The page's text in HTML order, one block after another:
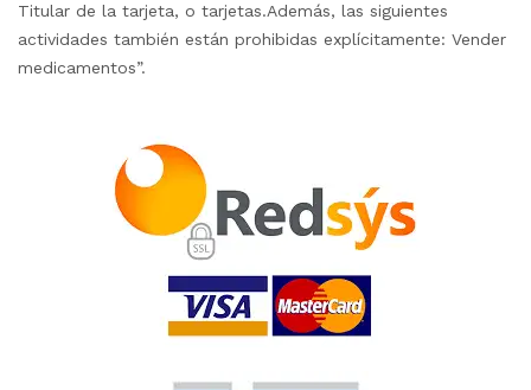
Titular de la tarjeta, o tarjetas.Además, las siguientes
actividades también están prohibidas explícitamente: Vender
medicamentos”.